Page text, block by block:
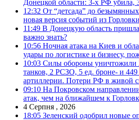
Донецкой области: 3-х РФ убила,
12:32 От “детсада” до
новая версия событий из Горловки
11:49 В Донецкую область
важно знать?
10:56 Ночная атака на Киев и
удары по логистике и бизнесу,
10:03 Силы обороны уничтожили
танков, 2 РСЗО, 5 ед. броне- и 449
артиллерии. Потери РФ в живой
09:10 На Покровском
атак, чем на ближайшем к
4 Серпня , 2026
18:05 Зеленский одобрил новые